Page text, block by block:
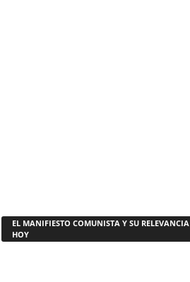
EL MANIFIESTO COMUNISTA Y SU RELEVANCIA
HOY